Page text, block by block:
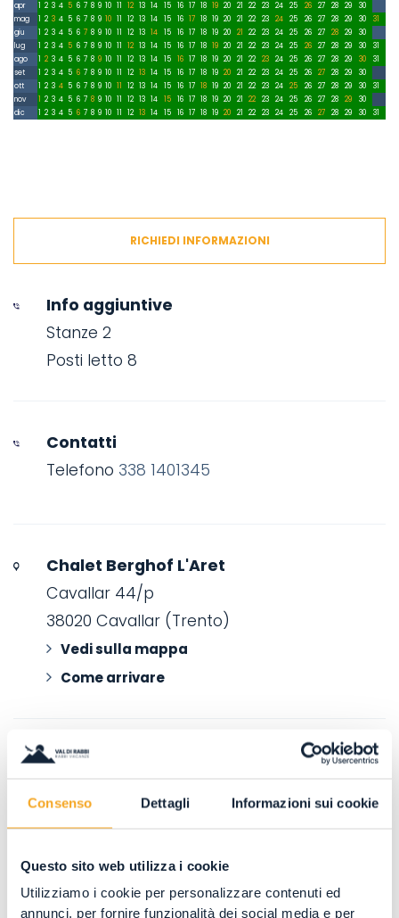
Consenso Dettagli Informazioni sui cookie
Questo sito web utilizza i cookie
Utilizziamo i cookie per personalizzare contenuti ed
annunci, per fornire funzionalità dei social media e per
apr
1 2 3 4 5 6 7 8 9 10 11 12 13 14 15 16 17 18 19 20 21 22 23 24 25 26 27 28 29
30
mag
1 2 3 4 5 6 7 8 9 10 11 12 13 14 15 16 17 18 19 20 21 22 23 24 25 26 27 28 29 30
31
giu
1 2 3 4 5 6 7 8 9 10 11 12 13 14 15 16 17 18 19 20 21 22 23 24 25 26 27 28 29
30
lug
1 2 3 4 5 6 7 8 9 10 11 12 13 14 15 16 17 18 19 20 21 22 23 24 25 26 27 28 29 30
31
ago
1 2 3 4 5 6 7 8 9 10 11 12 13 14 15 16 17 18 19 20 21 22 23 24 25 26 27 28 29 30
31
set
1 2 3 4 5 6 7 8 9 10 11 12 13 14 15 16 17 18 19 20 21 22 23 24 25 26 27 28 29
30
ott
1 2 3 4 5 6 7 8 9 10 11 12 13 14 15 16 17 18 19 20 21 22 23 24 25 26 27 28 29 30
31
nov
1 2 3 4 5 6 7 8 9 10 11 12 13 14 15 16 17 18 19 20 21 22 23 24 25 26 27 28 29
30
dic
1 2 3 4 5 6 7 8 9 10 11 12 13 14 15 16 17 18 19 20 21 22 23 24 25 26 27 28 29 30 31
RICHIEDI INFORMAZIONI
Info aggiuntive
Stanze 2
Posti letto 8
Contatti
Telefono 338 1401345
Chalet Berghof L'Aret
Cavallar 44/p
38020 Cavallar (Trento)
Vedi sulla mappa
Come arrivare